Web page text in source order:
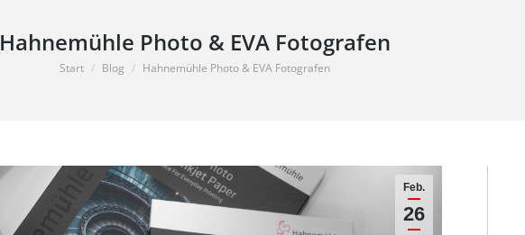
Hahnemühle Photo & EVA Fotografen
Sie befinden sich hier:
Start Blog Hahnemühle Photo & EVA Fotografen
Feb.
26